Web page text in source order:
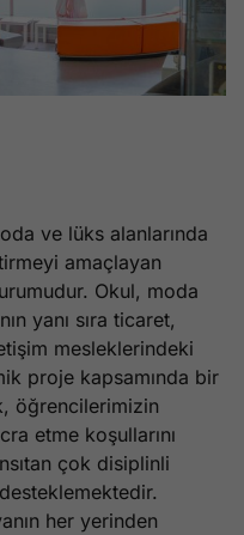
ve lüks alanlarında
amaçlayan
Okul, moda
yanı sıra ticaret,
mesleklerindeki
proje kapsamında bir
öğrencilerimizin
etme koşullarını
çok disiplinli
her yerinden